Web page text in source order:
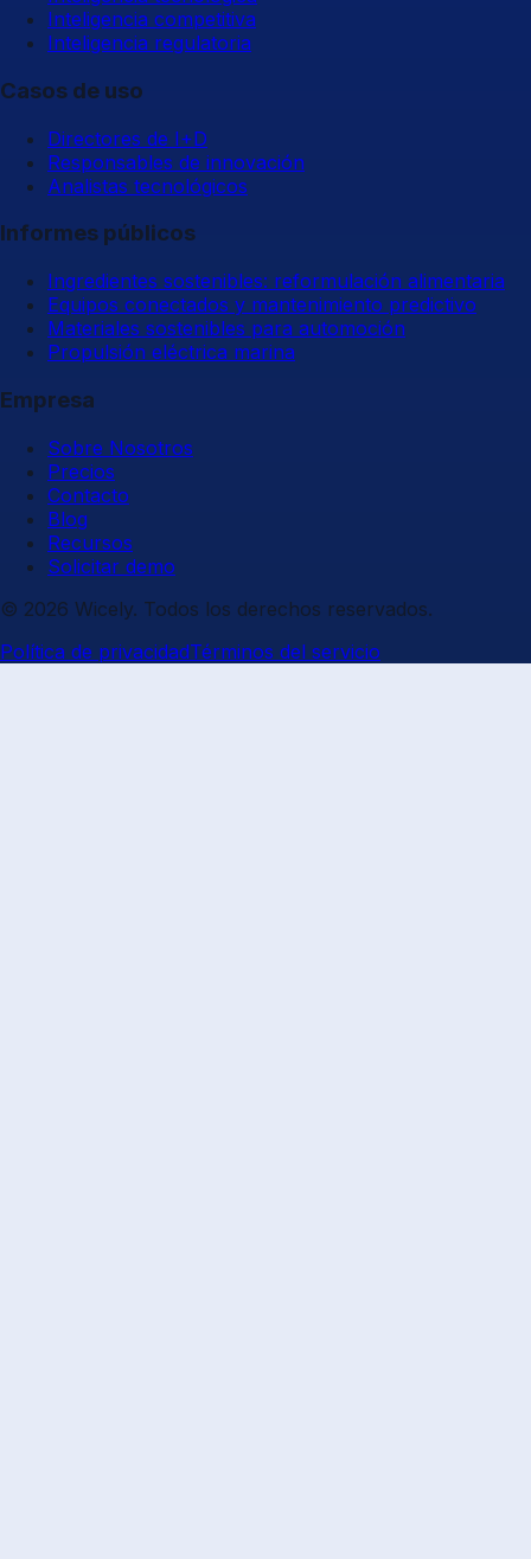
Inteligencia competitiva
Inteligencia regulatoria
Casos de uso
Directores de I+D
Responsables de innovación
Analistas tecnológicos
Informes públicos
Ingredientes sostenibles: reformulación alimentaria
Equipos conectados y mantenimiento predictivo
Materiales sostenibles para automoción
Propulsión eléctrica marina
Empresa
Sobre Nosotros
Precios
Contacto
Blog
Recursos
Solicitar demo
© 2026 Wicely. Todos los derechos reservados.
Política de privacidadTérminos del servicio